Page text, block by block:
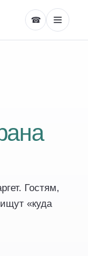
☎
Гостям,
«куда